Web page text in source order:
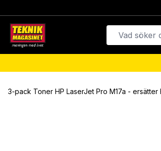
3-pack Toner HP LaserJet Pro M17a -